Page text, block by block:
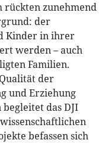
rückten zunehmend
der
Kinder in ihrer
werden – auch
Familien.
der
und Erziehung
das DJI
befassen sich